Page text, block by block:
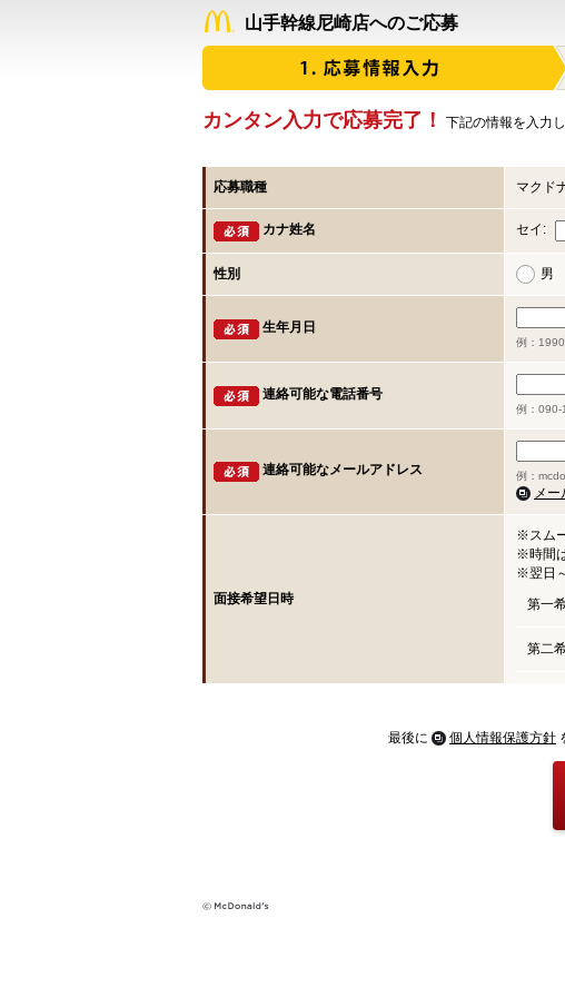
山手幹線尼崎店へのご応募
カンタン入力で応募完了！ 下記の情報を入力
応募職種 マクド
カナ姓名 セイ:
性別 男
生年月日
例：
連絡可能な電話番号
例：090-
連絡可能なメールアドレス 例：
メー
面接希望日時
※スム
※時間
※翌日
第一
第二
最後に 個人情報保護方針